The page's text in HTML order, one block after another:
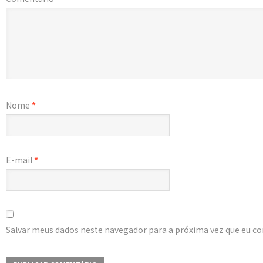
Nome *
E-mail*
Salvar meus dados neste navegador para a próxima vez que eu